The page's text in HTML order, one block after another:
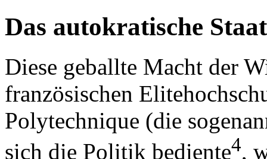
Das autokratische
Diese geballte Macht der
französischen
Polytechnique (die
sich die Politik bediente4,